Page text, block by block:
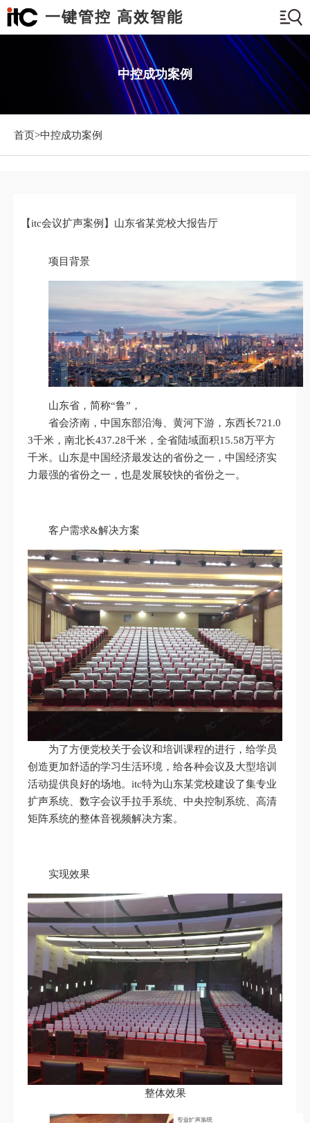
一键管控 高效智能
中控成功案例
首页>中控成功案例
【itc会议扩声案例】山东省某党校大报告厅
项目背景
山东省，简称“鲁”，
省会济南，中国东部沿海、黄河下游，东西长721.0
3千米，南北长437.28千米，全省陆域面积15.58万平方
千米。山东是中国经济最发达的省份之一，中国经济实
力最强的省份之一，也是发展较快的省份之一。
客户需求&解决方案
为了方便党校关于会议和培训课程的进行，给学员
创造更加舒适的学习生活环境，给各种会议及大型培训
活动提供良好的场地。itc特为山东某党校建设了集专业
扩声系统、数字会议手拉手系统、中央控制系统、高清
矩阵系统的整体音视频解决方案。
实现效果
整体效果